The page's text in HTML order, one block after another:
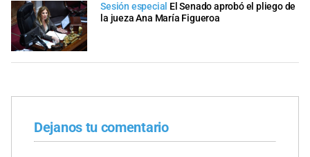
Sesión especial El Senado aprobó el pliego de
la jueza Ana María Figueroa
Dejanos tu comentario